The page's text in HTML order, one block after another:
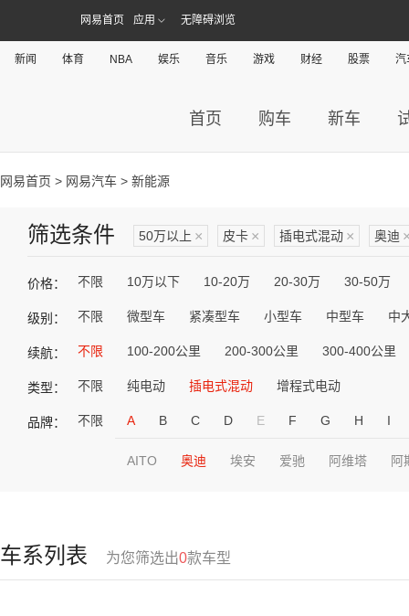
网易首页 应用 无障碍浏览
新闻 体育 NBA 娱乐 音乐 游戏 财经 股票 汽
首页 购车 新车
网易首页 > 网易汽车 > 新能源
筛选条件 50万以上 × 皮卡 × 插电式混动 × 奥迪
价格： 不限 10万以下 10-20万 20-30万 30-50万
级别： 不限 微型车 紧凑型车 小型车 中型车 中
续航： 不限 100-200公里 200-300公里 300-400公里
类型： 不限 纯电动 插电式混动 增程式电动
品牌： 不限 A B C D E F G H I
AITO 奥迪 埃安 爱驰 阿维塔 阿
车系列表 为您筛选出0款车型